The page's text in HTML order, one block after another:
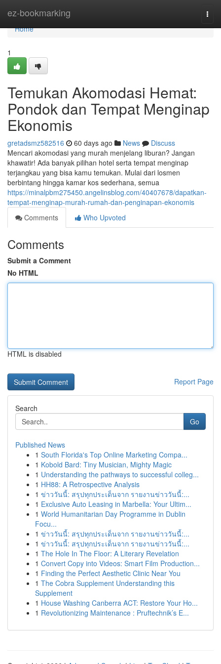
ez-bookmarking
Home
Home
1
Temukan Akomodasi Hemat:
Pondok dan Tempat Menginap
Ekonomis
gretadsmz582516 60 days ago News
Discuss
Mencari akomodasi yang murah menjelang liburan? Jangan
khawatir! Ada banyak pilihan hotel serta tempat menginap
terjangkau yang bisa kamu temukan. Mulai dari losmen
berbintang hingga kamar kos sederhana, semua
https://minalpbm275450.angelinsblog.com/40407678/dapatkan-
tempat-menginap-murah-rumah-dan-penginapan-ekonomis
Comments
Who Upvoted
Comments
Submit a Comment
No HTML
HTML is disabled
Report Page
Search
Go
Published News
1 South Florida's Top Online Marketing Compa...
1 Kobold Bard: Tiny Musician, Mighty Magic
1 Understanding the pathways to successful colleg...
1 HH88: A Retrospective Analysis
1 ข่าววันนี้: สรุปทุกประเด็นจาก รายงานข่าววันนี้:...
1 Exclusive Auto Leasing in Marbella: Your Ultim...
1 World Humanitarian Day Programme in Dublin
Focu...
1 ข่าววันนี้: สรุปทุกประเด็นจาก รายงานข่าววันนี้:...
1 ข่าววันนี้: สรุปทุกประเด็นจาก รายงานข่าววันนี้:...
1 The Hole In The Floor: A Literary Revelation
1 Convert Copy into Videos: Smart Film Production...
1 Finding the Perfect Aesthetic Clinic Near You
1 The Cobra Supplement Understanding this
Supplement
1 House Washing Canberra ACT: Restore Your Ho...
1 Revolutionizing Maintenance : Pruftechnik’s E...